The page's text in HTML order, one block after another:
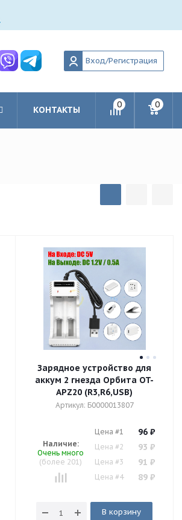
Вход/Регистрация
0 0
КОНТАКТЫ
Зарядное устройство для
аккум 2 гнезда Орбита OT-
APZ20 (R3,R6,USB)
Артикул: Б0000013807
Наличие:
Очень много
(более 201)
Цена #1 96 ₽
Цена #2 93 ₽
Цена #3 91 ₽
Цена #4 89 ₽
В корзину